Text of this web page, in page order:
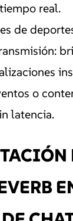
real.
de
o
latencia.